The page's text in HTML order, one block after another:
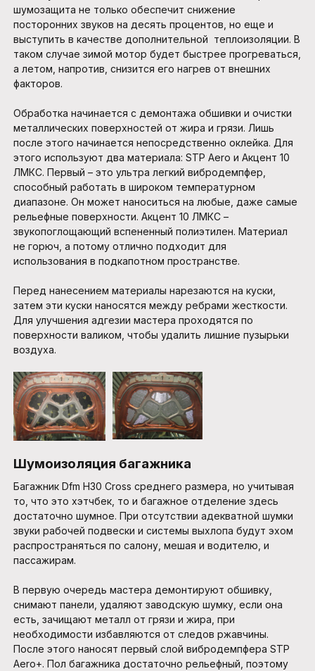
шумозащита не только обеспечит снижение
посторонних звуков на десять процентов, но еще и
выступить в качестве дополнительной теплоизоляции. В
таком случае зимой мотор будет быстрее прогреваться,
а летом, напротив, снизится его нагрев от внешних
факторов.
Обработка начинается с демонтажа обшивки и очистки
металлических поверхностей от жира и грязи. Лишь
после этого начинается непосредственно оклейка. Для
этого используют два материала: STP Aero и Акцент 10
ЛМКС. Первый – это ультра легкий вибродемпфер,
способный работать в широком температурном
диапазоне. Он может наноситься на любые, даже самые
рельефные поверхности. Акцент 10 ЛМКС –
звукопоглощающий вспененный полиэтилен. Материал
не горюч, а потому отлично подходит для
использования в подкапотном пространстве.
Перед нанесением материалы нарезаются на куски,
затем эти куски наносятся между ребрами жесткости.
Для улучшения адгезии мастера проходятся по
поверхности валиком, чтобы удалить лишние пузырьки
воздуха.
Шумоизоляция багажника
Багажник Dfm H30 Cross среднего размера, но учитывая
то, что это хэтчбек, то и багажное отделение здесь
достаточно шумное. При отсутствии адекватной шумки
звуки рабочей подвески и системы выхлопа будут эхом
распространяться по салону, мешая и водителю, и
пассажирам.
В первую очередь мастера демонтируют обшивку,
снимают панели, удаляют заводскую шумку, если она
есть, зачищают металл от грязи и жира, при
необходимости избавляются от следов ржавчины.
После этого наносят первый слой вибродемпфера STP
Aero+. Пол багажника достаточно рельефный, поэтому